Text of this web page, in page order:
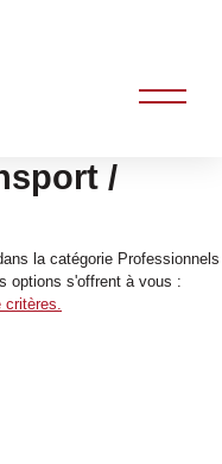
/
la catégorie Professionnels
options s'offrent à vous :
critères.